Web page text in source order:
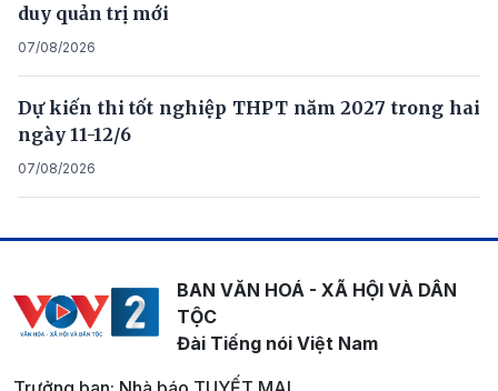
duy quản trị mới
07/08/2026
Dự kiến thi tốt nghiệp THPT năm 2027 trong hai
ngày 11-12/6
07/08/2026
BAN VĂN HOÁ - XÃ HỘI VÀ DÂN
TỘC
Đài Tiếng nói Việt Nam